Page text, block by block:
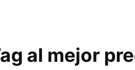
al mejor